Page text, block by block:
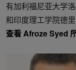
有加利福尼亚大学
和印度理工学院德
查看 Afroze Syed